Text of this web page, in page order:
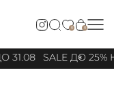
0 0
31.08 SALE ДО 25%